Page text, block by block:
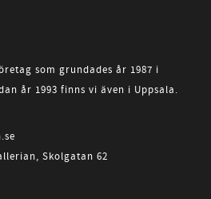
som grundades år 1987 i
år 1993 finns vi även i Uppsala.
Skolgatan 62